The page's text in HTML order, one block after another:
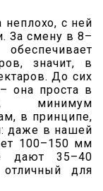
неплохо, с ней
За смену в 8–
значит, в
До сих
она проста в
минимум
в принципе,
даже в нашей
100–150 мм
дают 35–40
для